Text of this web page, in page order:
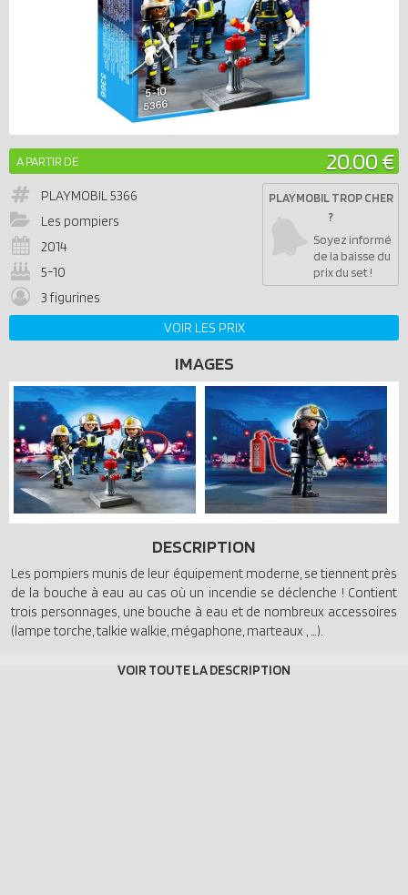
A PARTIR DE 20.00 €
PLAYMOBIL5366
Les pompiers
2014
5-10
3 figurines
PLAYMOBIL TROP CHER
?
Soyez informé
de la baisse du
prix du set !
VOIR LES PRIX
IMAGES
DESCRIPTION
Les pompiers munis de leur équipement moderne, se tiennent près
de la bouche à eau au cas où un incendie se déclenche ! Contient
trois personnages, une bouche à eau et de nombreux accessoires
(lampe torche, talkie walkie, mégaphone, marteaux , …).